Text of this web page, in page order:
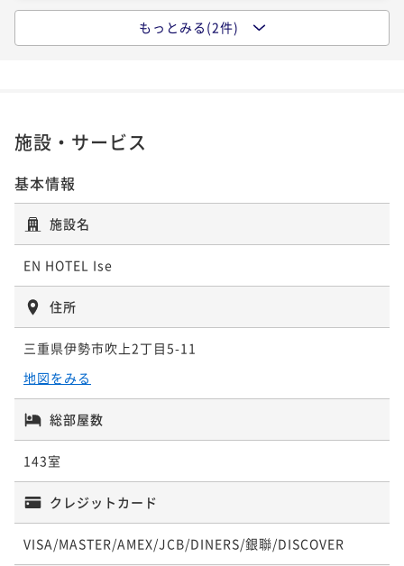
スタンダードプラン 和洋バイキング朝食付き
ポイントアップ
◆最大4％OFF!! 2連泊ステイプラン＊素泊まり◆
もっとみる(2件)
施設・サービス
基本情報
施設名
EN HOTEL Ise
住所
三重県伊勢市吹上2丁目5-11
地図をみる
総部屋数
143室
クレジットカード
VISA/MASTER/AMEX/JCB/DINERS/銀聯/DISCOVER